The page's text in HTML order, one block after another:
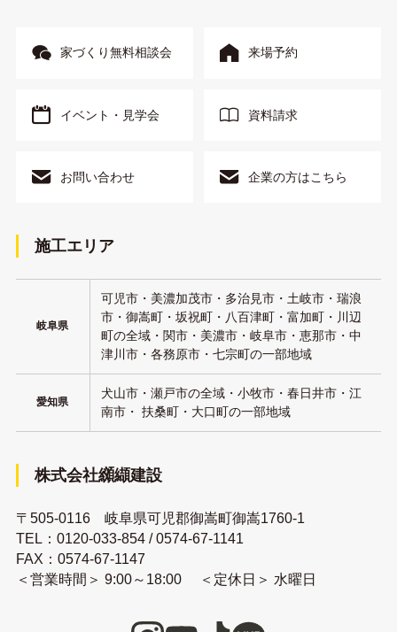
家づくり無料相談会 来場予約
イベント・見学会 資料請求
お問い合わせ 企業の方はこちら
施工エリア
岐阜県
可児市・美濃加茂市・多治見市・土岐市・瑞浪
市・御嵩町・坂祝町・八百津町・富加町・川辺
町の全域・関市・美濃市・岐阜市・恵那市・中
津川市・各務原市・七宗町の一部地域
愛知県
犬山市・瀬戸市の全域・小牧市・春日井市・江
南市・ 扶桑町・大口町の一部地域
株式会社纐纈建設
〒505-0116 岐阜県可児郡御嵩町御嵩1760-1
TEL： 0120-033-854/0574-67-1141
FAX：0574-67-1147
＜営業時間＞ 9:00～18:00 ＜定休日＞ 水曜日